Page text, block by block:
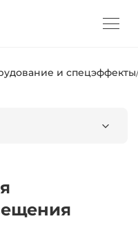
и спецэффекты